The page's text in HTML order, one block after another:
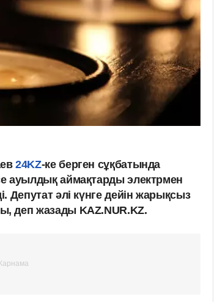
24KZ-ке берген сұқбатында
ауылдық аймақтарды электрмен
Депутат әлі күнге дейін жарықсыз
деп жазады KAZ.NUR.KZ.